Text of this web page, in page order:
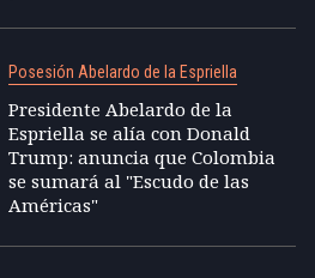
Posesión Abelardo de la Espriella
Presidente Abelardo de la
Espriella se alía con Donald
Trump: anuncia que Colombia
se sumará al "Escudo de las
Américas"